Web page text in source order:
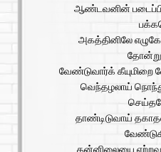
ஆண்டவனின்
அகத்தினிலே
வேண்டுவார்க்
வெந்தழலாய்
தாண்டிடுவாய்
தன்னிலையை